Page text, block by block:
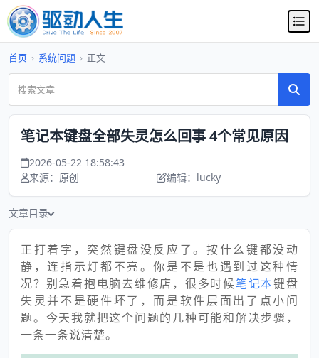
首页 › 系统问题 › 正文
笔记本键盘全部失灵怎么回事 4个常见原因
2026-05-22 18:58:43
来源：原创
编辑：lucky
文章目录
正打着字，突然键盘没反应了。按什么键都没动
静，连指示灯都不亮。你是不是也遇到过这种情
况？别急着抱电脑去维修店，很多时候笔记本键盘
失灵并不是硬件坏了，而是软件层面出了点小问
题。今天我就把这个问题的几种可能和解决步骤，
一条一条说清楚。